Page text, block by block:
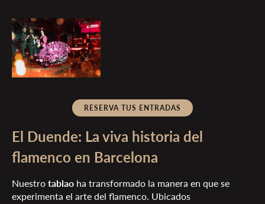
RESERVA TUS ENTRADAS
El Duende: La viva historia del
flamenco en Barcelona
Nuestrotablao ha transformado la manera en que se
experimenta el arte del flamenco. Ubicados